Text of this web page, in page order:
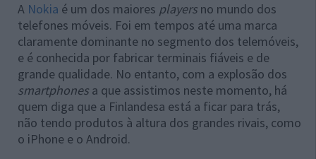
A Nokia é um dos maiores players no mundo dos
telefones móveis. Foi em tempos até uma marca
claramente dominante no segmento dos telemóveis,
e é conhecida por fabricar terminais fiáveis e de
grande qualidade. No entanto, com a explosão dos
smartphones a que assistimos neste momento, há
quem diga que a Finlandesa está a ficar para trás,
não tendo produtos à altura dos grandes rivais, como
o iPhone e o Android.